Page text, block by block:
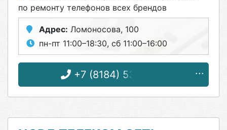
по ремонту телефонов всех брендов
Адрес: Ломоносова, 100
пн-пт 11:00–18:30, сб 11:00–16:00
+7 (8184) 53-17-96